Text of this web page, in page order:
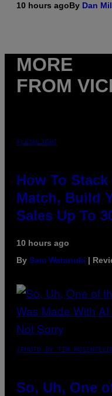
10 hours agoBy Dan
MORE
FROM
FLESHLIGHT
How To
Match, Build
Sales Up To
10 hours ago
By Sam Watanuki |
(PHOTO BY TIM
So, Uh, One